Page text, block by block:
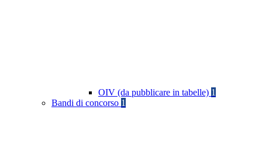
OIV (da pubblicare in tabelle) 1
Bandi di concorso 1